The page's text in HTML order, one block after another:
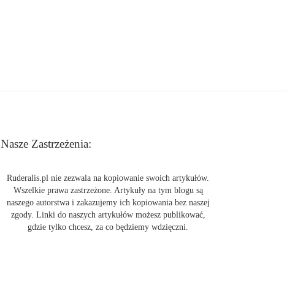
Nasze Zastrzeżenia:
Ruderalis.pl nie zezwala na kopiowanie swoich artykułów.
Wszelkie prawa zastrzeżone. Artykuły na tym blogu są
naszego autorstwa i zakazujemy ich kopiowania bez naszej
zgody. Linki do naszych artykułów możesz publikować,
gdzie tylko chcesz, za co będziemy wdzięczni.